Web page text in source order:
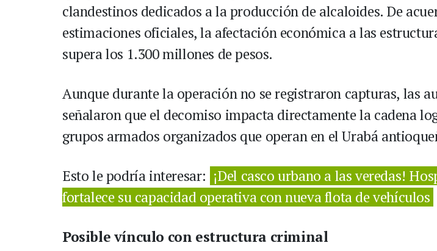
clandestinos dedicados a la producción de alcaloides. De
estimaciones oficiales, la afectación económica a las
supera los 1.300 millones de pesos.
Aunque durante la operación no se registraron capturas, las
señalaron que el decomiso impacta directamente la cadena
grupos armados organizados que operan en el Urabá
Esto le podría interesar: ¡Del casco urbano a las veredas!
fortalece su capacidad operativa con nueva flota de vehículos
Posible vínculo con estructura criminal